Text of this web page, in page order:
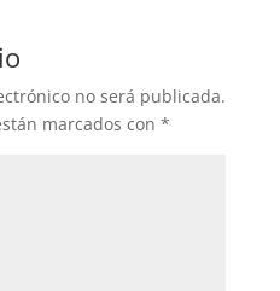
no será publicada.
marcados con *